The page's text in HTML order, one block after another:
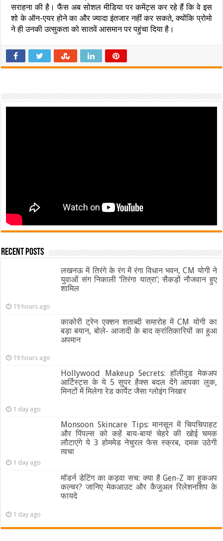
सराहना की है। फैंस अब सोशल मीडिया पर कमेंट्स कर रहे हैं कि वे इस
शो के ऑन-एयर होने का और ज्यादा इंतजार नहीं कर सकते, क्योंकि प्रोमो
ने ही उनकी उत्सुकता को सातवें आसमान पर पहुंचा दिया है।
Recent Posts
लखनऊ में तिरंगे के रंग में रंगा विधान भवन, CM योगी ने
युवाओं संग निकाली ‘तिरंगा यात्रा’; सैकड़ों नौजवान हुए
शामिल
19 hours ago
काकोरी ट्रेन एक्शन शताब्दी समारोह में CM योगी का
बड़ा बयान, बोले- आजादी के बाद क्रांतिकारियों का हुआ
अपमान
19 hours ago
Hollywood Makeup Secrets: हॉलीवुड मेकअप
आर्टिस्ट्स के ये 5 सुपर हैक्स बदल देंगे आपका लुक,
मिनटों में मिलेगा रेड कार्पेट जैसा ग्‍लोइंग निखार
1 day ago
Monsoon Skincare Tips: मानसून में चिपचिपाहट
और पिंपल्स को कहें बाय-बाय! चेहरे की खोई चमक
लौटाएंगे ये 3 होममेड नेचुरल फेस स्क्रब, दमक उठेगी
त्वचा
1 day ago
मॉडर्न डेटिंग का कड़वा सच: क्या है Gen-Z का हुकअप
कल्चर? जानिए मेकआउट और कैजुअल रिलेशनशिप के
फायदे
1 day ago